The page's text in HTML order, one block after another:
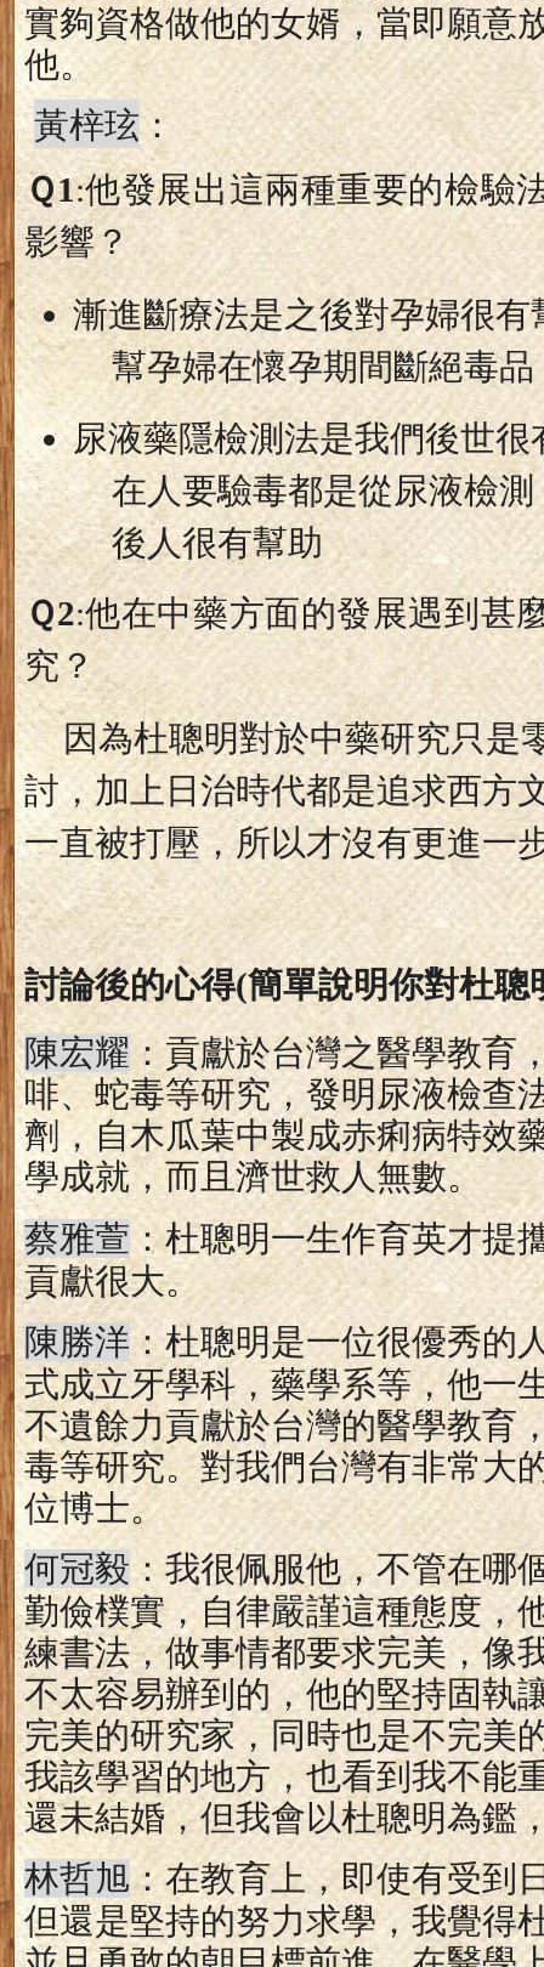
實夠資格做他的女婿，當即願意
他。
黃梓玹：
Ｑ1:他發展出這兩種重要的檢驗
影響？
漸進斷療法是之後對孕婦很
幫孕婦在懷孕期間斷絕毒品
尿液藥隱檢測法是我們後世
在人要驗毒都是從尿液檢
後人很有幫助
Ｑ2:他在中藥方面的發展遇到甚
究？
因為杜聰明對於中藥研究只是
討，加上日治時代都是追求西方
一直被打壓，所以才沒有更進一
討論後的心得(簡單說明你對杜聰
陳宏耀：貢獻於台灣之醫學教育
啡、蛇毒等研究，發明尿液檢查
劑，自木瓜葉中製成赤痢病特效
學成就，而且濟世救人無數。
蔡雅萱：杜聰明一生作育英才提
貢獻很大。
陳勝洋：杜聰明是一位很優秀的
式成立牙學科，藥學系等，他一
不遺餘力貢獻於台灣的醫學教育
毒等研究。對我們台灣有非常大
位博士。
何冠毅：我很佩服他，不管在哪
勤儉樸實，自律嚴謹這種態度，
練書法，做事情都要求完美，像
不太容易辦到的，他的堅持固執
完美的研究家，同時也是不完美
我該學習的地方，也看到我不能
還未結婚，但我會以杜聰明為鑑
林哲旭：在教育上，即使有受到
但還是堅持的努力求學，我覺得